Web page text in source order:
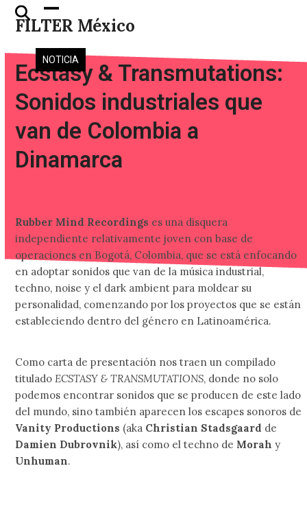
Skip
FILTER México
Open
mobile
menu
Close
mobile
menu
NOTICIA
Ecstasy & Transmutations:
Sonidos industriales que
van de Colombia a
Dinamarca
Rubber Mind Recordings es una disquera
independiente relativamente joven con base de
operaciones en Bogotá, Colombia, que se está enfocando
en adoptar sonidos que van de la música industrial,
techno, noise y el dark ambient para moldear su
personalidad, comenzando por los proyectos que se están
estableciendo dentro del género en Latinoamérica.
Como carta de presentación nos traen un compilado
tituladoECSTASY & TRANSMUTATIONS, donde no solo
podemos encontrar sonidos que se producen de este lado
del mundo, sino también aparecen los escapes sonoros de
Vanity Productions (aka Christian Stadsgaard de
Damien Dubrovnik), así como el techno de Morahy
Unhuman.